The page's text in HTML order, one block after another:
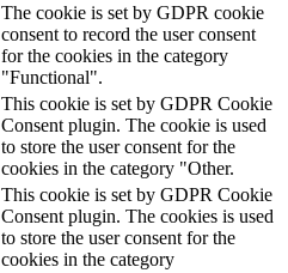
The cookie is set by GDPR cookie
consent to record the user consent
for the cookies in the category
"Functional".
This cookie is set by GDPR Cookie
Consent plugin. The cookie is used
to store the user consent for the
cookies in the category "Other.
This cookie is set by GDPR Cookie
Consent plugin. The cookies is used
to store the user consent for the
cookies in the category